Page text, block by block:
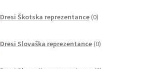
Dresi Škotska reprezentance 0izdelkov
Dresi Slovaška reprezentance 0izdelkov